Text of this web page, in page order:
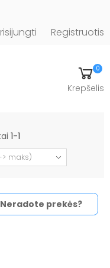
Registruotis
0
Krepšelis
1-1
Neradote prekės?